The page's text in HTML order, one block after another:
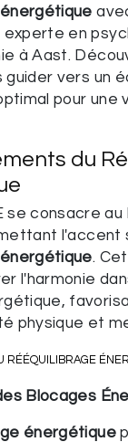
experte en
à Aast.
guider vers un
pour une
du
se consacre
l'accent
.
l'harmonie
physique et
RÉÉQUILIBRAGE
Blocages
énergétique